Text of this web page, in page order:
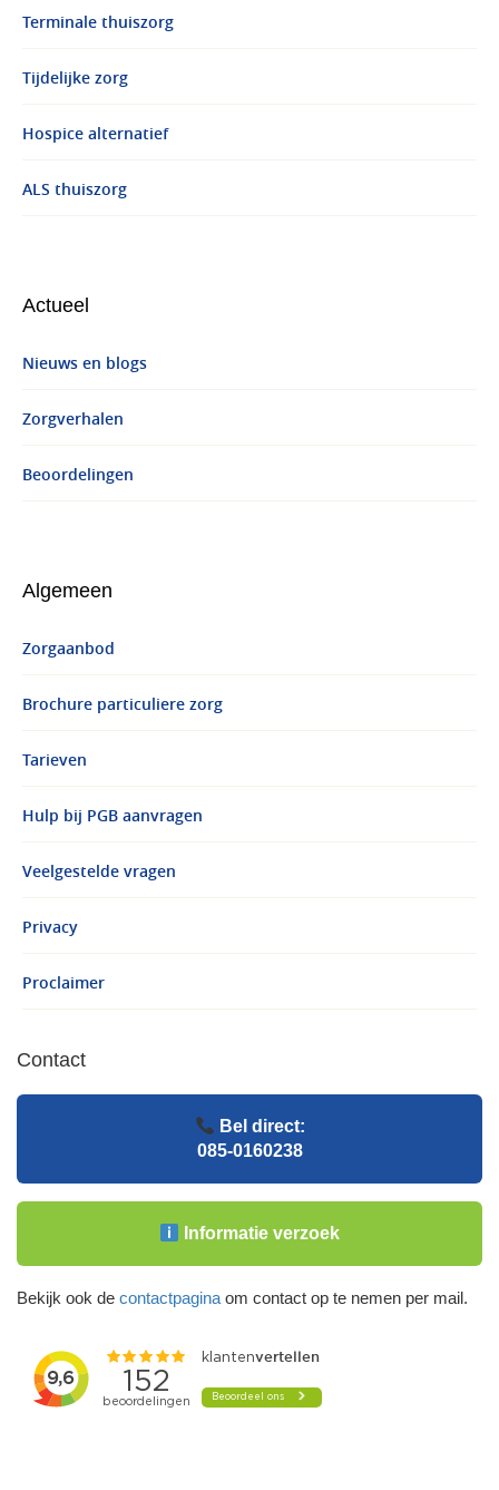
Terminale thuiszorg
Tijdelijke zorg
Hospice alternatief
ALS thuiszorg
Actueel
Nieuws en blogs
Zorgverhalen
Beoordelingen
Algemeen
Zorgaanbod
Brochure particuliere zorg
Tarieven
Hulp bij PGB aanvragen
Veelgestelde vragen
Privacy
Proclaimer
Contact
Bel direct:
085-0160238
Informatie verzoek
Bekijk ook de contactpagina om contact op te nemen per mail.